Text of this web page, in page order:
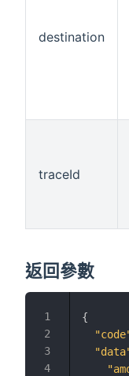
destination
traceId
返回參數
{